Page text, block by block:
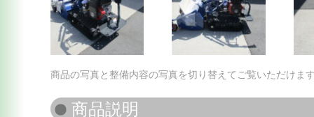
商品の写真と整備内容の写真を切り替えてご覧いただけま